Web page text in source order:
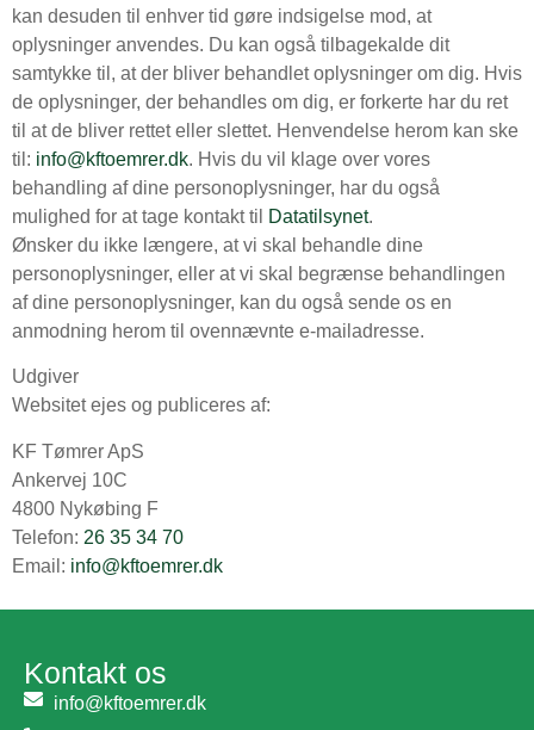
kan desuden til enhver tid gøre indsigelse mod, at
oplysninger anvendes. Du kan også tilbagekalde dit
samtykke til, at der bliver behandlet oplysninger om dig. Hvis
de oplysninger, der behandles om dig, er forkerte har du ret
til at de bliver rettet eller slettet. Henvendelse herom kan ske
til: info@kftoemrer.dk. Hvis du vil klage over vores
behandling af dine personoplysninger, har du også
mulighed for at tage kontakt til
Datatilsynet.
Ønsker du ikke længere, at vi skal behandle dine
personoplysninger, eller at vi skal begrænse behandlingen
af dine personoplysninger, kan du også sende os en
anmodning herom til ovennævnte e-mailadresse.
Udgiver
Websitet ejes og publiceres af:
KF Tømrer ApS
Ankervej 10C
4800 Nykøbing F
Telefon: 26 35 34 70
Email: info@kftoemrer.dk
Kontakt os
info@kftoemrer.dk